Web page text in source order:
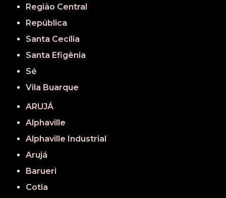
Região Central
República
Santa Cecília
Santa Efigênia
Sé
Vila Buarque
ARUJÁ
Alphaville
Alphaville Industrial
Arujá
Barueri
Cotia